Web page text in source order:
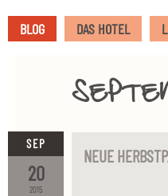
BLOG DAS HOTEL
2015
20
SEP
NEUE